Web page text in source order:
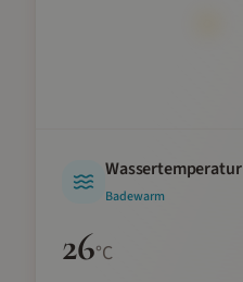
Wassertemperatur
Badewarm
26°C